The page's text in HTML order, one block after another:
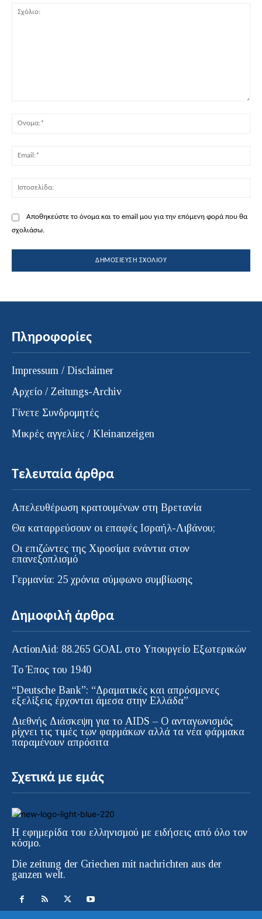
Αποθηκεύστε το όνομα και το email μου για την επόμενη φορά που θα
σχολιάσω.
Πληροφορίες
Impressum / Disclaimer
Αρχείο / Zeitungs-Archiv
Γίνετε Συνδρομητές
Μικρές αγγελίες / Kleinanzeigen
Τελευταία άρθρα
Απελευθέρωση κρατουμένων στη Βρετανία
Θα καταρρεύσουν οι επαφές Ισραήλ-Λιβάνου;
Οι επιζώντες της Χιροσίμα ενάντια στον
επανεξοπλισμό
Γερμανία: 25 χρόνια σύμφωνο συμβίωσης
Δημοφιλή άρθρα
ActionAid: 88.265 GOAL στο Υπουργείο Εξωτερικών
Το Έπος του 1940
“Deutsche Bank”: “Δραματικές και απρόσμενες
εξελίξεις έρχονται άμεσα στην Ελλάδα”
Διεθνής Διάσκεψη για το AIDS – Ο ανταγωνισμός
ρίχνει τις τιμές των φαρμάκων αλλά τα νέα φάρμακα
παραμένουν απρόσιτα
Σχετικά με εμάς
Η εφημερίδα του ελληνισμού με ειδήσεις από όλο τον
κόσμο.
Die zeitung der Griechen mit nachrichten aus der
ganzen welt.